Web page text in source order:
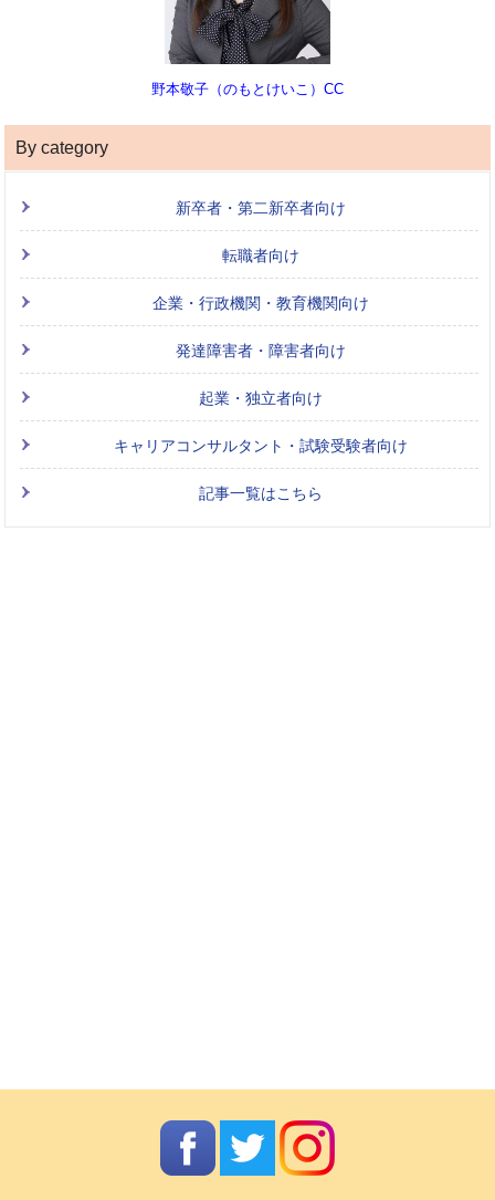
野本敬子（のもとけいこ）CC
By category
新卒者・第二新卒者向け
転職者向け
企業・行政機関・教育機関向け
発達障害者・障害者向け
起業・独立者向け
キャリアコンサルタント・試験受験者向け
記事一覧はこちら